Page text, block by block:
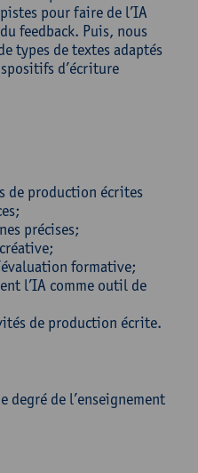
pour faire de l’IA
feedback. Puis, nous
types de textes adaptés
d’écriture
de production écrites
précises;
formative;
l’IA comme outil de
de production écrite.
degré de l’enseignement